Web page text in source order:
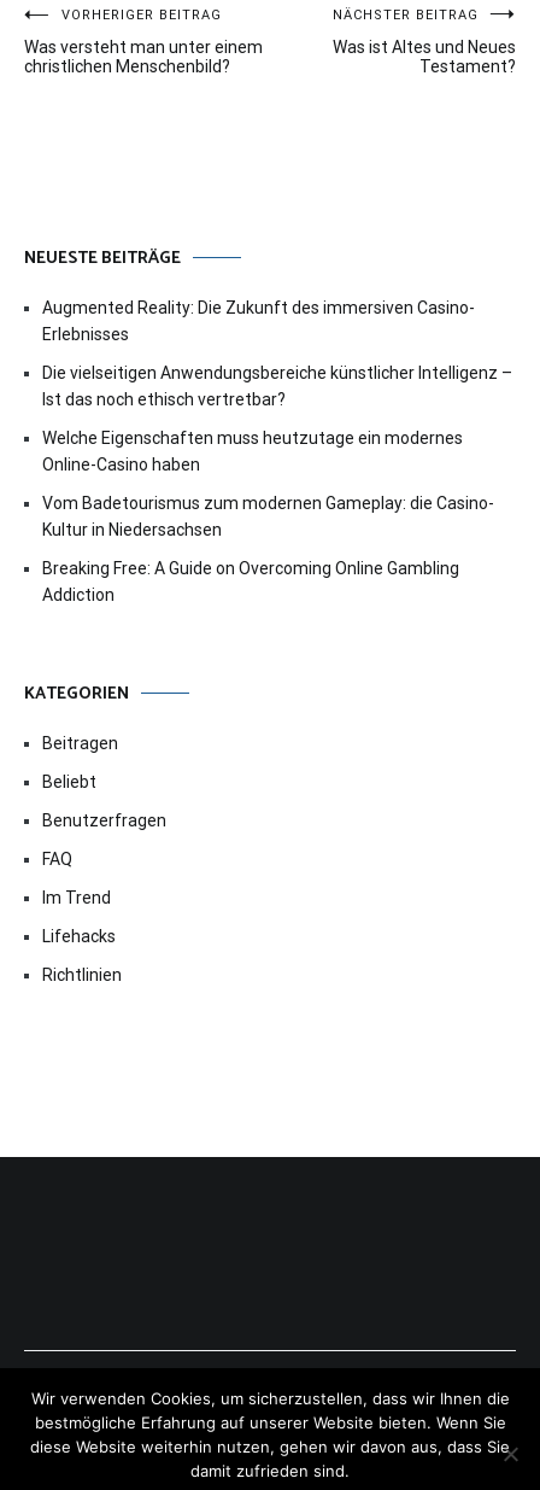
Beitragsnavigation
VORHERIGER BEITRAG
Was versteht man unter einem
christlichen Menschenbild?
NÄCHSTER BEITRAG
Was ist Altes und Neues
Testament?
NEUESTE BEITRÄGE
Augmented Reality: Die Zukunft des immersiven Casino-
Erlebnisses
Die vielseitigen Anwendungsbereiche künstlicher Intelligenz –
Ist das noch ethisch vertretbar?
Welche Eigenschaften muss heutzutage ein modernes
Online-Casino haben
Vom Badetourismus zum modernen Gameplay: die Casino-
Kultur in Niedersachsen
Breaking Free: A Guide on Overcoming Online Gambling
Addiction
KATEGORIEN
Beitragen
Beliebt
Benutzerfragen
FAQ
Im Trend
Lifehacks
Richtlinien
Copyright © 2026ExpressAntworten.com . All rights reserved.
Theme:Cenote by ThemeGrill. Powered byWordPress .
Wir verwenden Cookies, um sicherzustellen, dass wir Ihnen die
bestmögliche Erfahrung auf unserer Website bieten. Wenn Sie
diese Website weiterhin nutzen, gehen wir davon aus, dass Sie
damit zufrieden sind.